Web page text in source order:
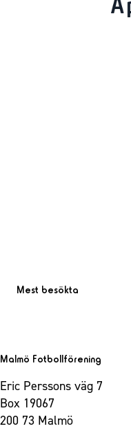
Mest besökta
Malmö Fotbollförening
Eric Perssons väg 7
Box 19067
200 73 Malmö